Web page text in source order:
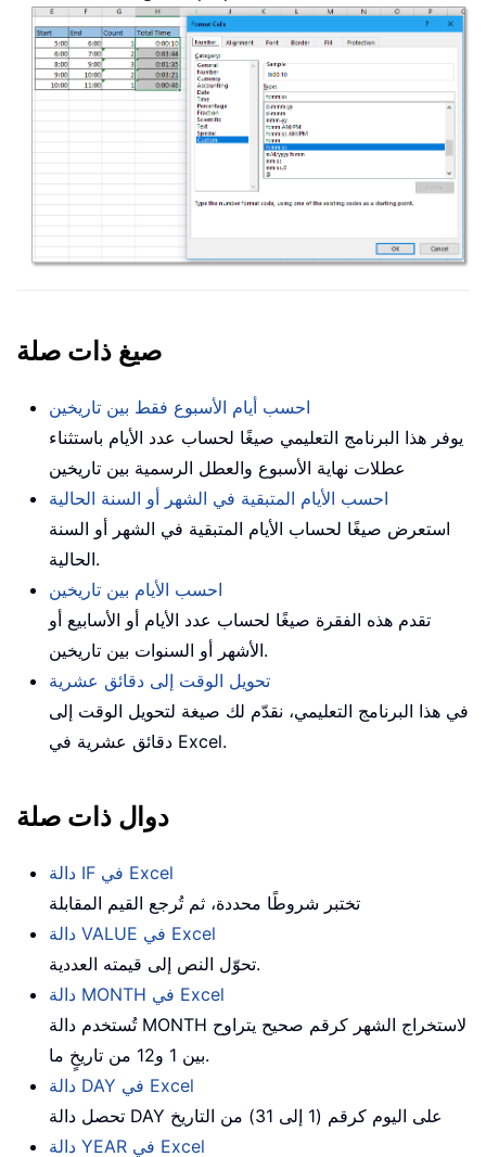
صيغ ذات صلة
احسب أيام الأسبوع فقط بين تاريخين
يوفر هذا البرنامج التعليمي صيغًا لحساب عدد الأيام باستثناء
عطلات نهاية الأسبوع والعطل الرسمية بين تاريخين
احسب الأيام المتبقية في الشهر أو السنة الحالية
استعرض صيغًا لحساب الأيام المتبقية في الشهر أو السنة
الحالية.
احسب الأيام بين تاريخين
تقدم هذه الفقرة صيغًا لحساب عدد الأيام أو الأسابيع أو
الأشهر أو السنوات بين تاريخين.
تحويل الوقت إلى دقائق عشرية
في هذا البرنامج التعليمي، نقدّم لك صيغة لتحويل الوقت إلى
دقائق عشرية في Excel.
دوال ذات صلة
دالة IF في Excel
تختبر شروطًا محددة، ثم تُرجع القيم المقابلة
دالة VALUE في Excel
تحوّل النص إلى قيمته العددية.
دالة MONTH في Excel
تُستخدم دالة MONTH لاستخراج الشهر كرقم صحيح يتراوح
بين 1 و12 من تاريخٍ ما.
دالة DAY في Excel
تحصل دالة DAY على اليوم كرقم (1 إلى 31) من التاريخ
دالة YEAR في Excel